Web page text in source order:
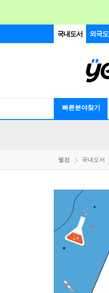
국내도서 외국
빠른분야찾기
웰컴 국내도서